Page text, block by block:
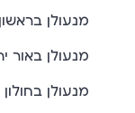
מנעולן בראשון
מנעולן באור
מנעולן בחולון